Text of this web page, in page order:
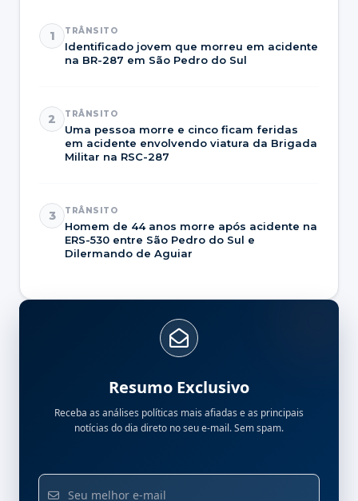
1 TRÂNSITO
Identificado jovem que morreu em acidente
na BR-287 em São Pedro do Sul
2 TRÂNSITO
Uma pessoa morre e cinco ficam feridas
em acidente envolvendo viatura da Brigada
Militar na RSC-287
3 TRÂNSITO
Homem de 44 anos morre após acidente na
ERS-530 entre São Pedro do Sul e
Dilermando de Aguiar
Resumo Exclusivo
Receba as análises políticas mais afiadas e as principais
notícias do dia direto no seu e-mail. Sem spam.